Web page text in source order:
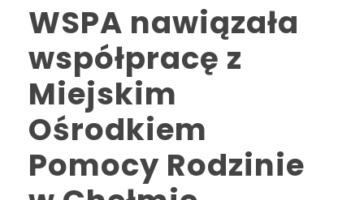
WSPA nawiązała
współpracę z
Miejskim
Ośrodkiem
Pomocy Rodzinie